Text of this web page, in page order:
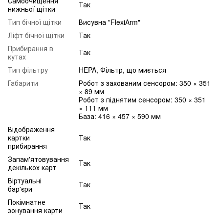
нижньої щітки
Так
Тип бічної щітки
Висувна "FlexiArm"
Ліфт бічної щітки
Так
Прибирання в
кутах
Так
Тип фільтру
HEPA, Фільтр, що миється
Габарити
Робот з захованим сенсором: 350 × 351
× 89 мм
Робот з піднятим сенсором: 350 × 351
× 111 мм
База: 416 × 457 × 590 мм
Відображення
картки
прибирання
Так
Запам'ятовування
декількох карт
Так
Віртуальні
бар'єри
Так
Покімнатне
зонування карти
Так